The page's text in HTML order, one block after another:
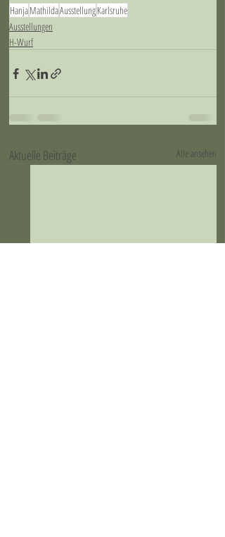
HanjaMathildaAusstellungKarlsruhe
Ausstellungen
H-Wurf
Aktuelle Beiträge Alle ansehen